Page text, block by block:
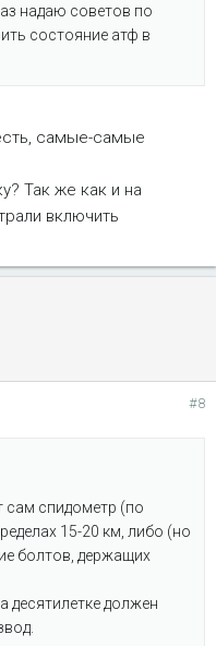
надаю советов по
состояние атф в
самые-самые
Так же как и на
включить
#8
сам спидометр (по
15-20 км, либо (но
болтов, держащих
десятилетке должен